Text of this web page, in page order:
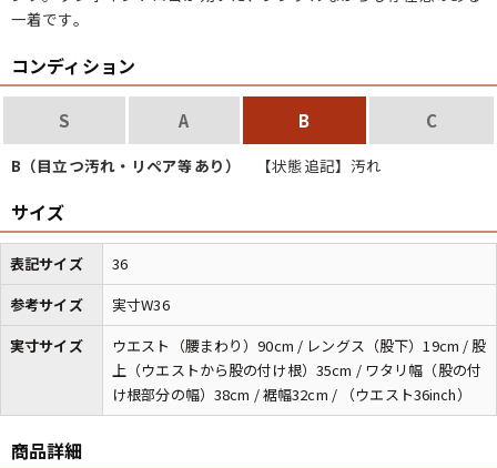
長袖シャツ
半袖シャツ XS S M L XL
Tシャツ XS
パンツ
W30以下 W31,W32
W35,W36 W37以上
Search by Maniac マニアックから探す
バンド
Tシャツ
アニメ
Tシャツ
映画
Tシャツ
USA製
一着です。
コンディション
S A B C
B（目立つ汚れ・リペア等あり） 【状態追記】汚れ
サイズ
表記サイズ
36
参考サイズ
実寸W36
実寸サイズ
ウエスト（腰まわり）90cm / レングス（股下）19cm / 股
上（ウエストから股の付け根）35cm / ワタリ幅（股の付
け根部分の幅）38cm / 裾幅32cm / （ウエスト36inch）
商品詳細